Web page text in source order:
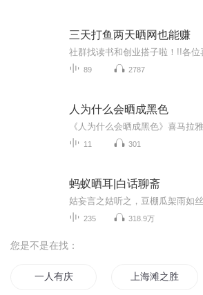
三天打鱼两天晒网也能赚
89 2787
人为什么会晒成黑色
11 301
蚂蚁晒耳|白话聊斋
235 318.9万
您是不是在找：
一人有庆 上海滩之胜者为王